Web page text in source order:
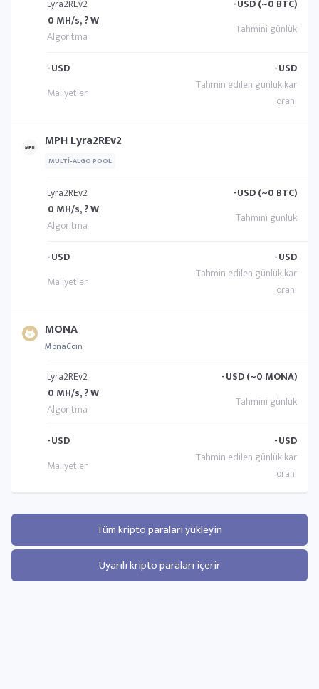
Lyra2REv2
0 MH/s, ? W
-USD (~0 BTC)
-USD -USD
MPH Lyra2REv2
MULTI-ALGO POOL
Lyra2REv2
0 MH/s, ? W
-USD (~0 BTC)
-USD -USD
MONA
MonaCoin
Lyra2REv2
0 MH/s, ? W
-USD (~0 MONA)
-USD -USD
Tüm kripto paraları yükleyin
Uyarılı kripto paraları içerir